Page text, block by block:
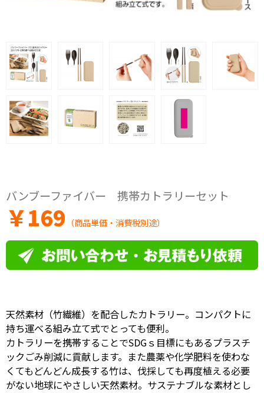
バンブーファイバー 携帯カトラリーセット
￥169 （商品単価・消費税別途）
天然素材（竹繊維）を配合したカトラリー。コンパクトに
持ち運べる組み立て式でとっても便利。
カトラリーを携帯することでSDGｓ目標にもあるプラスチ
ックごみ削減に貢献します。また農薬や化学肥料を使わな
くてもどんどん成長する竹は、伐採しても再度植える必要
がない地球にやさしい天然素材。サステナブルな素材とし